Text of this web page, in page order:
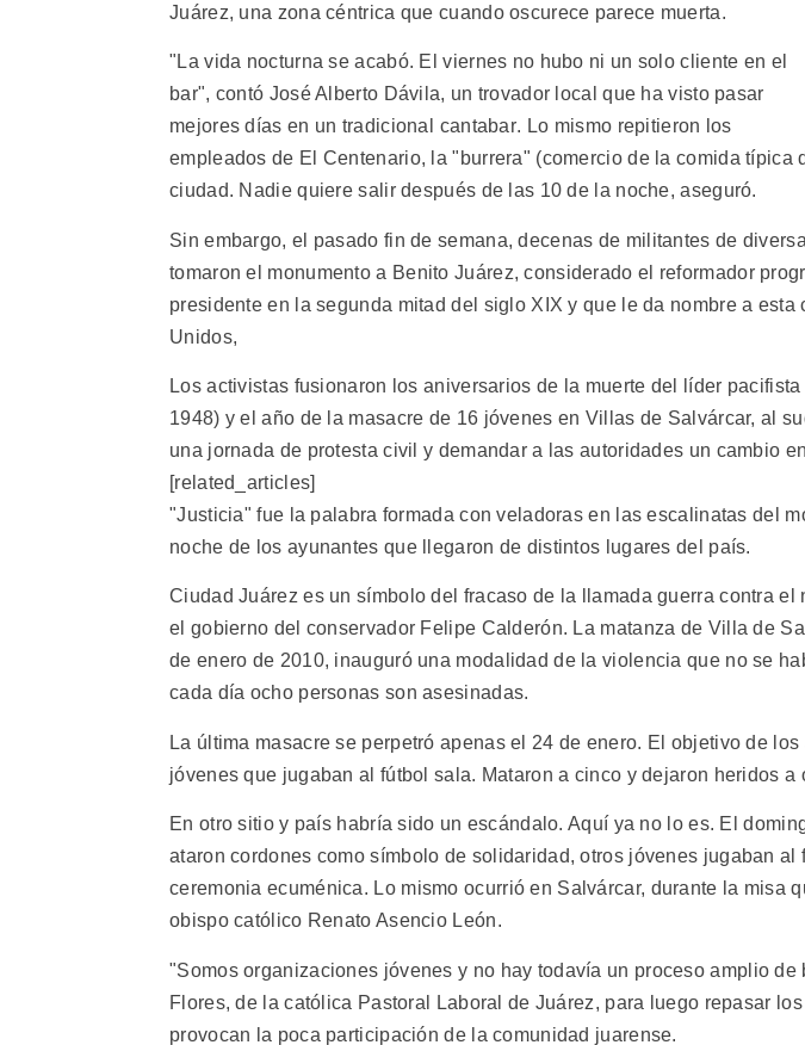
Juárez, una zona céntrica que cuando oscurece parece muerta.
"La vida nocturna se acabó. El viernes no hubo ni un solo cliente en el
bar", contó José Alberto Dávila, un trovador local que ha visto pasar
mejores días en un tradicional cantabar. Lo mismo repitieron los
empleados de El Centenario, la "burrera" (comercio de la comida típica
ciudad. Nadie quiere salir después de las 10 de la noche, aseguró.
Sin embargo, el pasado fin de semana, decenas de militantes de
tomaron el monumento a Benito Juárez, considerado el reformador
presidente en la segunda mitad del siglo XIX y que le da nombre a
Unidos,
Los activistas fusionaron los aniversarios de la muerte del líder
1948) y el año de la masacre de 16 jóvenes en Villas de Salvárcar, al
una jornada de protesta civil y demandar a las autoridades un cambio
[related_articles]
"Justicia" fue la palabra formada con veladoras en las escalinatas del
noche de los ayunantes que llegaron de distintos lugares del país.
Ciudad Juárez es un símbolo del fracaso de la llamada guerra contra el
el gobierno del conservador Felipe Calderón. La matanza de Villa de
de enero de 2010, inauguró una modalidad de la violencia que no se
cada día ocho personas son asesinadas.
La última masacre se perpetró apenas el 24 de enero. El objetivo de
jóvenes que jugaban al fútbol sala. Mataron a cinco y dejaron heridos a
En otro sitio y país habría sido un escándalo. Aquí ya no lo es. El
ataron cordones como símbolo de solidaridad, otros jóvenes jugaban al
ceremonia ecuménica. Lo mismo ocurrió en Salvárcar, durante la misa
obispo católico Renato Asencio León.
"Somos organizaciones jóvenes y no hay todavía un proceso amplio
Flores, de la católica Pastoral Laboral de Juárez, para luego repasar
provocan la poca participación de la comunidad juarense.